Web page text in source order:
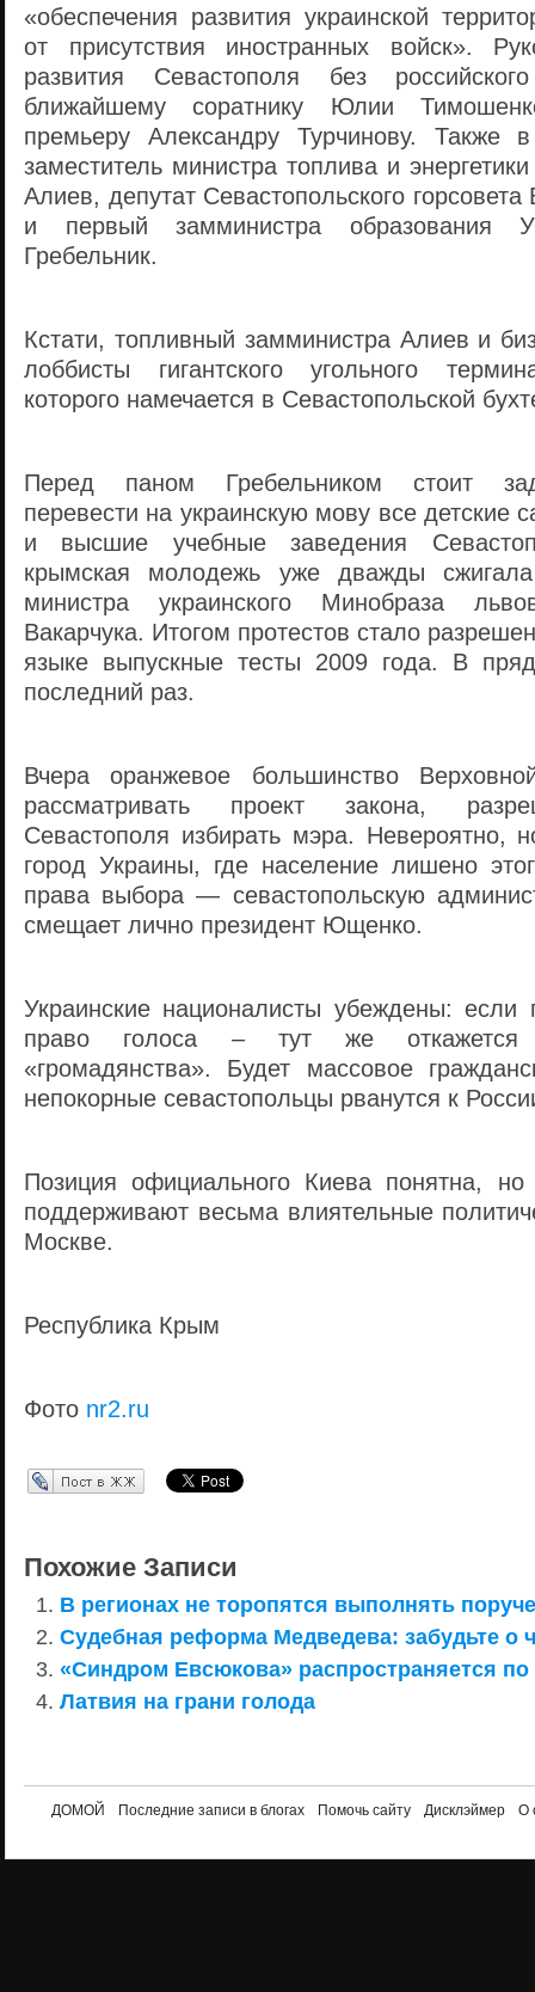
«обеспечения развития украинской
от присутствия иностранных войск».
развития Севастополя без
ближайшему соратнику Юлии
премьеру Александру Турчинову. Также
заместитель министра топлива и
Алиев, депутат Севастопольского
и первый замминистра образования
Гребельник.
Кстати, топливный замминистра Алиев и
лоббисты гигантского угольного
которого намечается в Севастопольской
Перед паном Гребельником стоит
перевести на украинскую мову все детские
и высшие учебные заведения
крымская молодежь уже дважды
министра украинского Минобраза
Вакарчука. Итогом протестов стало
языке выпускные тесты 2009 года. В
последний раз.
Вчера оранжевое большинство
рассматривать проект закона,
Севастополя избирать мэра. Невероятно,
город Украины, где население лишено
права выбора — севастопольскую
смещает лично президент Ющенко.
Украинские националисты убеждены: если
право голоса – тут же откажется
«громадянства». Будет массовое
непокорные севастопольцы рванутся к
Позиция официального Киева понятна,
поддерживают весьма влиятельные
Москве.
Республика Крым
Фото nr2.ru
Перепост в ЖЖ
Похожие Записи
В регионах не торопятся выполнять
Судебная реформа Медведева: забудьте о
«Синдром Евсюкова» распространяется по
Латвия на грани голода
ДОМОЙ Последние записи в блогах Помочь сайту Дисклэймер О